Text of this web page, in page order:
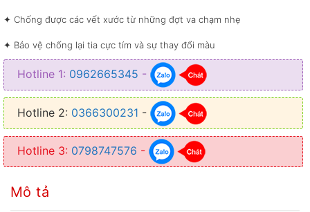
✦ Chống được các vết xước từ những đợt va chạm nhẹ
✦ Bảo vệ chống lại tia cực tím và sự thay đổi màu
Hotline 1: 0962665345 -
Hotline 2: 0366300231 -
Hotline 3: 0798747576 -
Mô tả